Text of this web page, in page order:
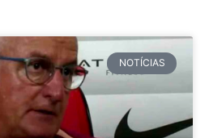
NOTÍCIAS